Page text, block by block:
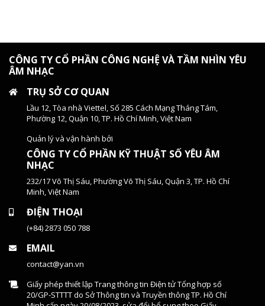
CÔNG TY CỔ PHẦN CÔNG NGHỆ VÀ TẦM NHÌN YÊU
ÂM NHẠC
TRỤ SỞ CƠ QUAN
Lầu 12, Tòa nhà Viettel, Số 285 Cách Mạng Tháng Tám,
Phường 12, Quận 10, TP. Hồ Chí Minh, Việt Nam
Quản lý và vận hành bởi
CÔNG TY CỔ PHẦN KỸ THUẬT SỐ YÊU ÂM
NHẠC
232/17 Võ Thị Sáu, Phường Võ Thị Sáu, Quận 3, TP. Hồ Chí
Minh, Việt Nam
ĐIỆN THOẠI
(+84) 2873 050 788
EMAIL
contact@yan.vn
Giấy phép thiết lập Trang thông tin Điện tử Tổng hợp số
20/GP-STTTT do Sở Thông tin và Truyền thông TP. Hồ Chí